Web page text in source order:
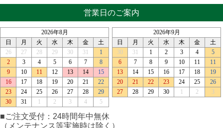
営業日のご案内
■ご注文受付：24時間年中無休
（メンテナンス等実施時は除く）